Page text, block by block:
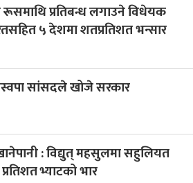
रूसमाथि प्रतिबन्ध लगाउने विधेयक
५ देशमा शतप्रतिशत भन्सार
सांसदले खोजे सरकार
: विद्युत् महसुलमा सहुलियत
भ्याटको भार